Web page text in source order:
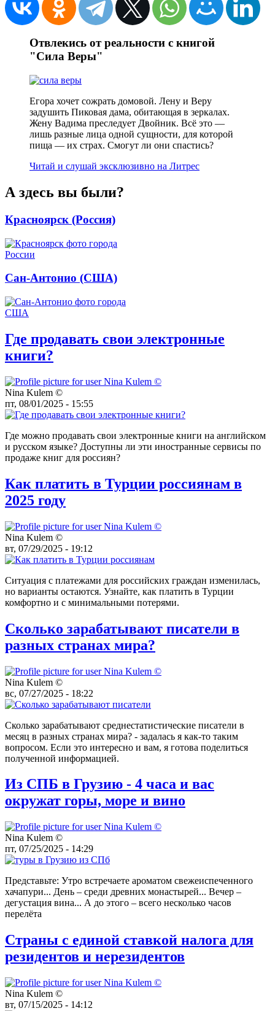
Отвлекись от реальности с книгой
"Сила Веры"
Егора хочет сожрать домовой. Лену и Веру
задушить Пиковая дама, обитающая в зеркалах.
Жену Вадима преследует Двойник. Всё это —
лишь разные лица одной сущности, для которой
пища — их страх. Смогут ли они спастись?
Читай и слушай эксклюзивно на Литрес
А здесь вы были?
Красноярск (Россия)
Сан-Антонио (США)
Где продавать свои электронные
книги?
Nina Kulem ©️
пт, 08/01/2025 - 15:55
Где можно продавать свои электронные книги на английском
и русском языке? Доступны ли эти иностранные сервисы по
продаже книг для россиян?
Как платить в Турции россиянам в
2025 году
Nina Kulem ©️
вт, 07/29/2025 - 19:12
Ситуация с платежами для российских граждан изменилась,
но варианты остаются. Узнайте, как платить в Турции
комфортно и с минимальными потерями.
Сколько зарабатывают писатели в
разных странах мира?
Nina Kulem ©️
вс, 07/27/2025 - 18:22
Сколько зарабатывают среднестатистические писатели в
месяц в разных странах мира? - задалась я как-то таким
вопросом. Если это интересно и вам, я готова поделиться
полученной информацией.
Из СПБ в Грузию - 4 часа и вас
окружат горы, море и вино
Nina Kulem ©️
пт, 07/25/2025 - 14:29
Представьте: Утро встречаете ароматом свежеиспеченного
хачапури... День – среди древних монастырей... Вечер –
дегустация вина... А до этого – всего несколько часов
перелёта
Страны с единой ставкой налога для
резидентов и нерезидентов
Nina Kulem ©️
вт, 07/15/2025 - 14:12